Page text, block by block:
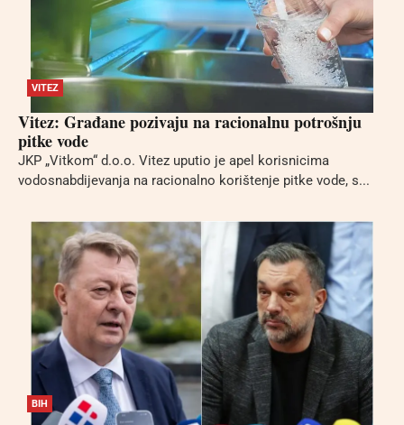
VITEZ
Vitez: Građane pozivaju na racionalnu potrošnju
pitke vode
JKP „Vitkom“ d.o.o. Vitez uputio je apel korisnicima
vodosnabdijevanja na racionalno korištenje pitke vode, s...
BIH